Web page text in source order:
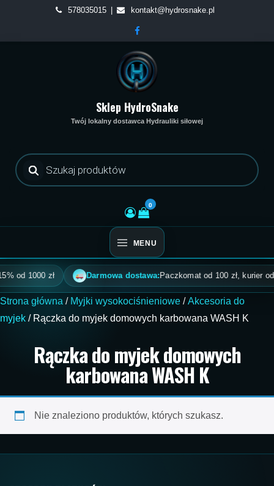
content
578035015 kontakt@hydrosnake.pl
Sklep HydroSnake
Twój lokalny dostawca Hydrauliki siłowej
Wyszukiwarka
produktów
0
MENU
od 1000 zł Darmowa dostawa:Paczkomat od 100 zł, kurier od
Strona główna / Myjki wysokociśnieniowe /Akcesoria do
myjek / Rączka do myjek domowych karbowana WASH K
Rączka do myjek domowych
karbowana WASH K
Nie znaleziono produktów, których szukasz.